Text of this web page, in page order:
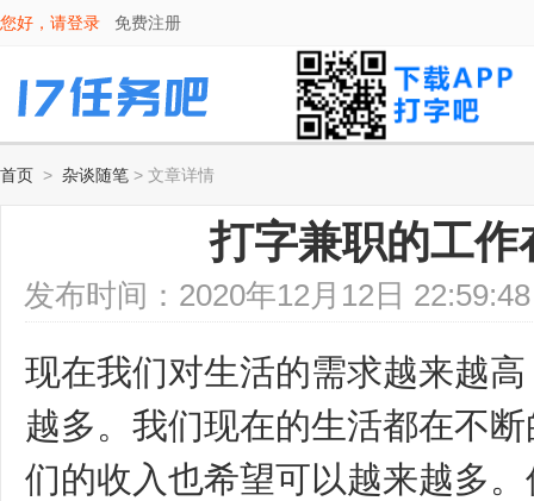
您好，请登录 免费注册
首页 > 杂谈随笔 > 文章详情
打字兼职的工
发布时间：2020年12月12日
现在我们对生活的需求越来越
越多。我们现在的生活都在不
们的收入也希望可以越来越多